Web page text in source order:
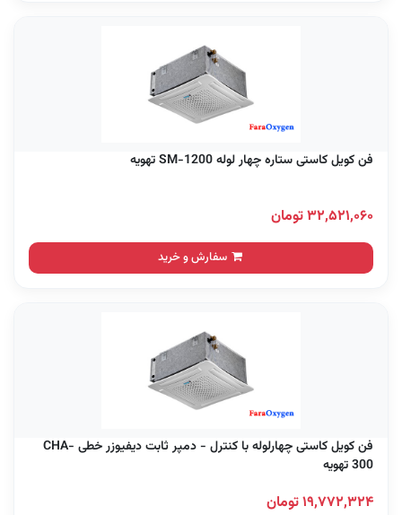
فن کویل کاستی ستاره چهار لوله SM-1200 تهویه
۳۲,۵۲۱,۰۶۰ تومان
سفارش و خرید
فن کویل کاستی چهارلوله با کنترل - دمپر ثابت دیفیوزر خطی CHA-
300 تهویه
۱۹,۷۷۲,۳۲۴ تومان